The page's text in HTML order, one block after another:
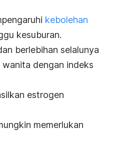
kebolehan
kesuburan.
berlebihan selalunya
dengan indeks
estrogen
memerlukan